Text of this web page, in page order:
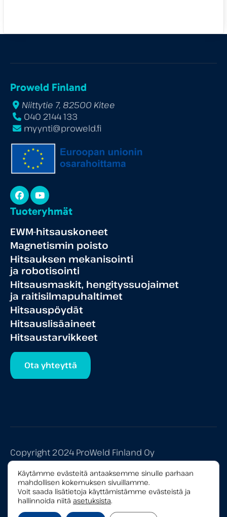
Proweld Finland
Niittytie 7, 82500 Kitee
040 2144 133
myynti@proweld.fi
Facebook
YouTube
Tuoteryhmät
EWM-hitsauskoneet
Magnetismin poisto
Hitsauksen mekanisointi
ja robotisointi
Hitsausmaskit, hengityssuojaimet
ja raitisilmapuhaltimet
Hitsauspöydät
Hitsauslisäaineet
Hitsaustarvikkeet
Ota yhteyttä
Copyright 2024 ProWeld Finland Oy
Tietosuojaseloste
Yleiset myyntiehdot
Käytämme evästeitä antaaksemme sinulle parhaan
mahdollisen kokemuksen sivuillamme.
Voit saada lisätietoja käyttämistämme evästeistä ja
hallinnoida niitä asetuksista.